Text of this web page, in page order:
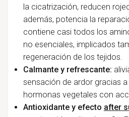
la cicatrización, reducen
además, potencia la
contiene casi todos los
no esenciales, implicados
regeneración de los tejidos.
Calmante y refrescante:
sensación de ardor gracias
hormonas vegetales con
Antioxidante y efecto after